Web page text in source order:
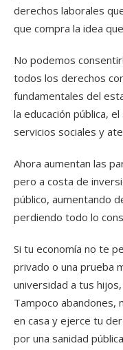
derechos laborales
que compra la idea
No podemos
todos los derechos
fundamentales del
la educación pública,
servicios sociales y
Ahora aumentan las
pero a costa de
público, aumentando
perdiendo todo lo
Si tu economía no te
privado o una prueba
universidad a tus
Tampoco abandones,
en casa y ejerce tu
por una sanidad